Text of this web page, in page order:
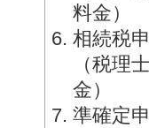
料金）
相続税
（税理
金）
準確定